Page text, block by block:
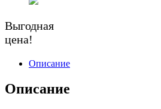
Выгодная
цена!
Описание
Описание